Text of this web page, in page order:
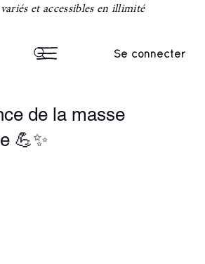
et accessibles en illimité
Se connecter
de la masse
💪✨